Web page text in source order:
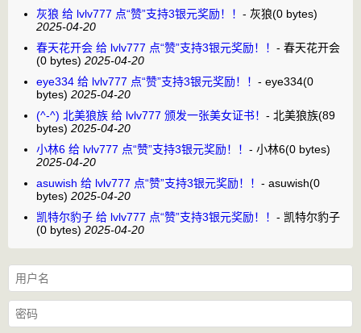
灰狼 给 lvlv777 点“赞”支持3银元奖励！！ - 灰狼(0 bytes)
2025-04-20
春天花开会 给 lvlv777 点“赞”支持3银元奖励！！ - 春天花开会
(0 bytes) 2025-04-20
eye334 给 lvlv777 点“赞”支持3银元奖励！！ - eye334(0
bytes) 2025-04-20
(^-^) 北美狼族 给 lvlv777 颁发一张美女证书！ - 北美狼族(89
bytes) 2025-04-20
小林6 给 lvlv777 点“赞”支持3银元奖励！！ - 小林6(0 bytes)
2025-04-20
asuwish 给 lvlv777 点“赞”支持3银元奖励！！ - asuwish(0
bytes) 2025-04-20
凯特尔豹子 给 lvlv777 点“赞”支持3银元奖励！！ - 凯特尔豹子
(0 bytes) 2025-04-20